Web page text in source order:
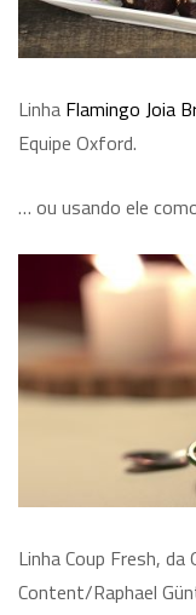
Linha Flamingo Joia
Equipe Oxford.
… ou usando ele
Linha Coup Fresh,
Content/Raphael